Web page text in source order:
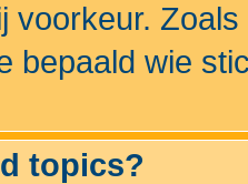
voorkeur.
bepaald wie
topics?